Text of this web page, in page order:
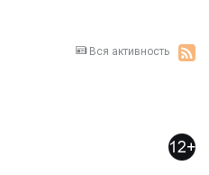
Вся активность